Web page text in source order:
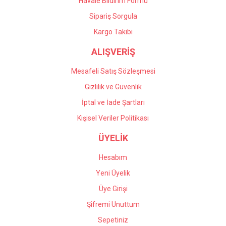
Gönder
Sipariş Sorgula
Kargo Takibi
ALIŞVERİŞ
Mesafeli Satış Sözleşmesi
Gizlilik ve Güvenlik
İptal ve İade Şartları
Kişisel Veriler Politikası
ÜYELİK
Hesabım
Yeni Üyelik
Üye Girişi
Şifremi Unuttum
Sepetiniz